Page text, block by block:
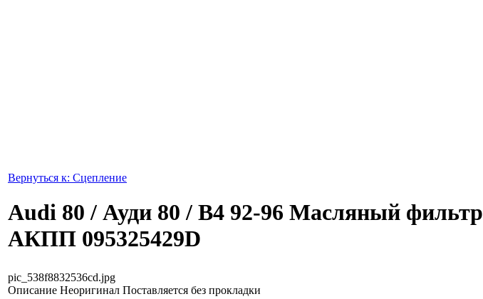
Вернуться к: Сцепление
Audi 80 / Ауди 80 / B4 92-96 Масляный фильтр
АКПП 095325429D
pic_538f8832536cd.jpg
Описание Неоригинал Поставляется без прокладки